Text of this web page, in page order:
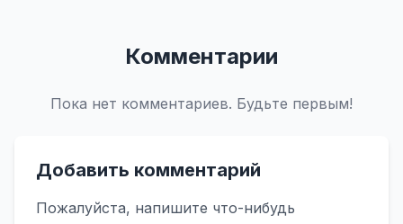
Комментарии
Пока нет комментариев. Будьте первым!
Добавить комментарий
Пожалуйста, напишите что-нибудь